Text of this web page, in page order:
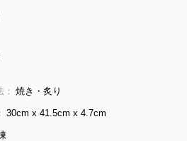
焼き・炙り
30cm x 41.5cm x 4.7cm